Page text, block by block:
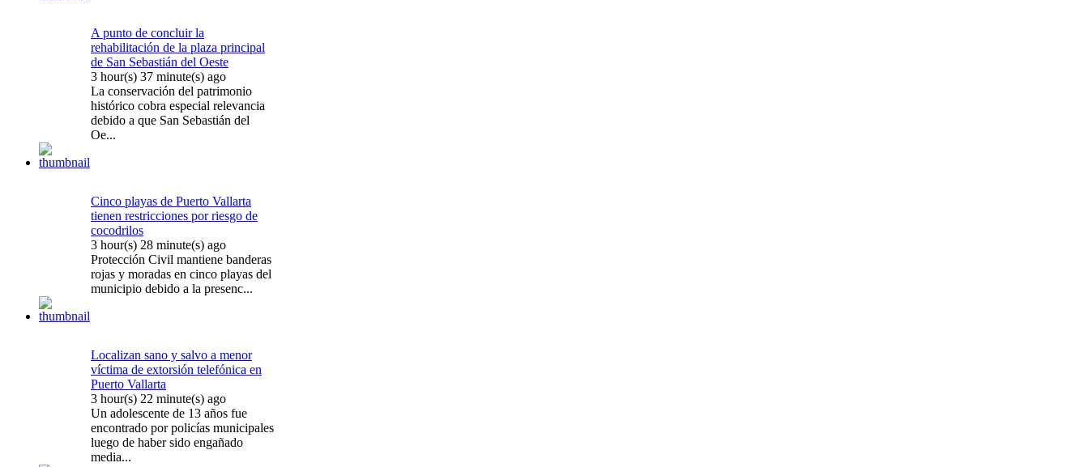
A punto de concluir la
rehabilitación de la plaza principal
de San Sebastián del Oeste
3 hour(s) 37 minute(s) ago
La conservación del patrimonio
histórico cobra especial relevancia
debido a que San Sebastián del
Oe...
Cinco playas de Puerto Vallarta
tienen restricciones por riesgo de
cocodrilos
3 hour(s) 28 minute(s) ago
Protección Civil mantiene banderas
rojas y moradas en cinco playas del
municipio debido a la presenc...
Localizan sano y salvo a menor
víctima de extorsión telefónica en
Puerto Vallarta
3 hour(s) 22 minute(s) ago
Un adolescente de 13 años fue
encontrado por policías municipales
luego de haber sido engañado
media...